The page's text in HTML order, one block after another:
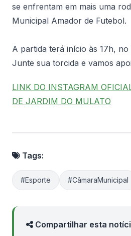
se enfrentam em mais uma
Municipal Amador de Futebol.
A partida terá início às 17h, no
Junte sua torcida e vamos
LINK DO INSTAGRAM
DE JARDIM DO MULATO
Tags:
#Esporte #CâmaraMunicipal
Compartilhar esta